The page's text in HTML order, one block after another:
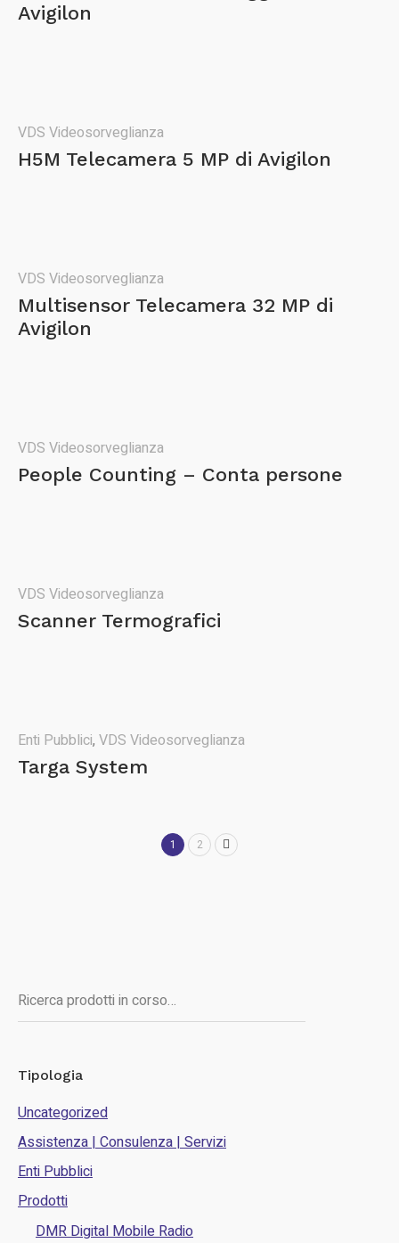
Avigilon
VDS Videosorveglianza
H5M Telecamera 5 MP di Avigilon
VDS Videosorveglianza
Multisensor Telecamera 32 MP di
Avigilon
VDS Videosorveglianza
People Counting – Conta persone
VDS Videosorveglianza
Scanner Termografici
Enti Pubblici,VDS Videosorveglianza
Targa System
1 2
Cerca
Tipologia
Uncategorized
Assistenza | Consulenza | Servizi
Enti Pubblici
Prodotti
DMR Digital Mobile Radio